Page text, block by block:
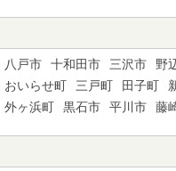
八戸市 十和田市 三沢市 野
おいらせ町
三戸町 田子町
外ヶ浜町
黒石市 平川市 藤